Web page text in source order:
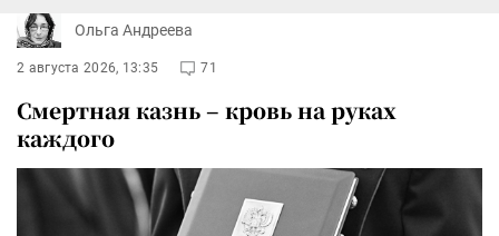
Ольга Андреева
2 августа 2026, 13:35 71
Смертная казнь – кровь на руках
каждого